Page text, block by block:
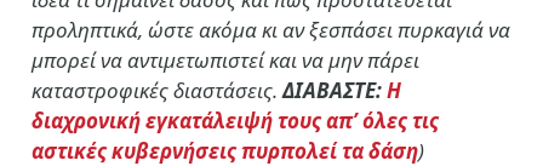
προληπτικά, ώστε ακόμα κι αν ξεσπάσει πυρκαγιά να
μπορεί να αντιμετωπιστεί και να μην πάρει
καταστροφικές διαστάσεις.ΔΙΑΒΑΣΤΕ:Η
διαχρονική εγκατάλειψή τους απ’ όλες τις
αστικές κυβερνήσεις πυρπολεί τα δάση)